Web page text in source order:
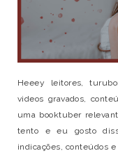
Heeey leitores,
videos gravados,
uma booktuber
tento e eu gosto
indicações, conteúdos